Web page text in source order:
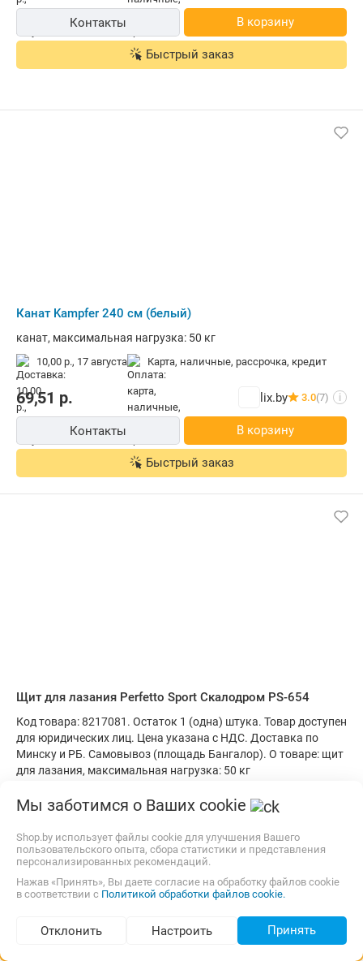
Подбор по параметрам (239)
Контакты В корзину
Быстрый заказ
Канат Kampfer 240 см (белый)
канат, максимальная нагрузка: 50 кг
10,00 р., 17 августа карта, наличные, рассрочка, кредит
69,51 р. lix.by 3.0(7) i
Контакты В корзину
Быстрый заказ
Щит для лазания Perfetto Sport Скалодром PS-654
Код товара: 8217081. Остаток 1 (одна) штука. Товар доступен
для юридических лиц. Цена указана с НДС. Доставка по
Минску и РБ. Самовывоз (площадь Бангалор). О товаре: щит
для лазания, максимальная нагрузка: 50 кг
341,70р. fastshop 3.0(12)
В корзину
Мы заботимся о Ваших cookie
Shop.by использует файлы cookie для улучшения Вашего
пользовательского опыта, сбора статистики и представления
персонализированных рекомендаций.
Нажав «Принять», Вы даете согласие на обработку файлов cookie
в соответствии с Политикой обработки файлов cookie.
Отклонить Настроить Принять